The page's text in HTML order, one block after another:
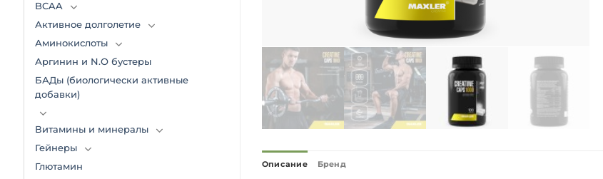
BCAA
Активное долголетие
Аминокислоты
Аргинин и N.O бустеры
БАДы (биологически активные
добавки)
Витамины и минералы
Гейнеры
Глютамин
Описание Бренд